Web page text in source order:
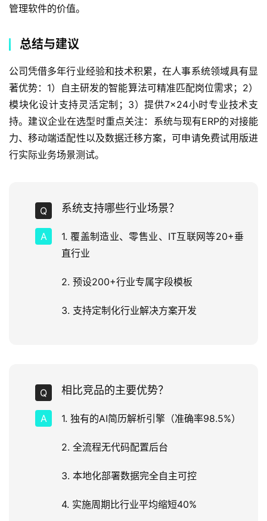
管理软件的价值。
总结与建议
公司凭借多年行业经验和技术积累，在人事系统领域具有显
著优势：1）自主研发的智能算法可精准匹配岗位需求；2）
模块化设计支持灵活定制；3）提供7×24小时专业技术支
持。建议企业在选型时重点关注：系统与现有ERP的对接能
力、移动端适配性以及数据迁移方案，可申请免费试用版进
行实际业务场景测试。
系统支持哪些行业场景？
1. 覆盖制造业、零售业、IT互联网等20+垂
直行业
2. 预设200+行业专属字段模板
3. 支持定制化行业解决方案开发
相比竞品的主要优势？
1. 独有的AI简历解析引擎（准确率98.5%）
2. 全流程无代码配置后台
3. 本地化部署数据完全自主可控
4. 实施周期比行业平均缩短40%